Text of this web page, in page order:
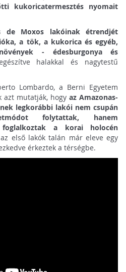
kukoricatermesztés nyomait
de Moxos lakóinak étrendjét
a tök, a kukorica és egyéb,
- édesburgonya és
halakkal és nagytestű
Lombardo, a Berni Egyetem
azt mutatják, hogyaz Amazonas-
legkorábbi lakói nem csupán
folytattak, hanem
foglalkoztak a korai holocén
első lakók talán már eleve egy
érkeztek a térségbe.